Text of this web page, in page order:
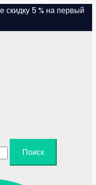
скидку 5 % на первый
Поиск